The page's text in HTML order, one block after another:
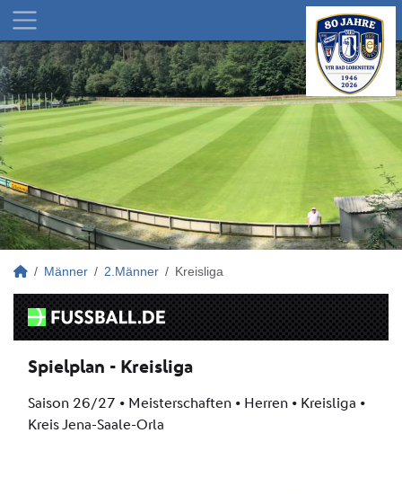
Männer 2.Männer Kreisliga